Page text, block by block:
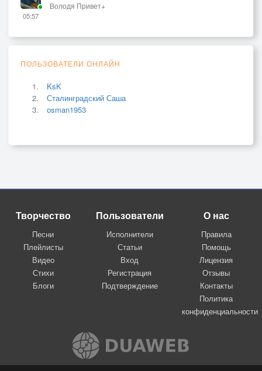
05:57
Володя Привет+
ПОЛЬЗОВАТЕЛИ ОНЛАЙН
KsK
Сталинградский Саша
osman1953
Творчество
Песни
Плейлисты
Видео
Стихи
Блоги
Пользователи
Исполнители
Статьи
Вход
Регистрация
Подтверждение
О нас
Правила
Помощь
Лицензия
Отзывы
Контакты
Политика
конфиденциальности